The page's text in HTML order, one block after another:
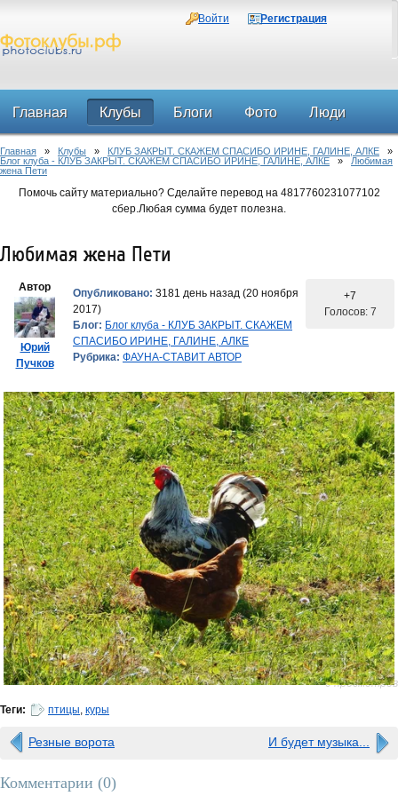
Войти Регистрация
Главная Клубы Блоги Фото Люди
Форум
Главная » Клубы » КЛУБ ЗАКРЫТ. СКАЖЕМ СПАСИБО ИРИНЕ, ГАЛИНЕ, АЛКЕ »
Блог клуба - КЛУБ ЗАКРЫТ. СКАЖЕМ СПАСИБО ИРИНЕ, ГАЛИНЕ, АЛКЕ » Любимая
жена Пети
Помочь сайту материально? Сделайте перевод на 4817760231077102
сбер.Любая сумма будет полезна.
Любимая жена Пети
Автор
Юрий
Пучков
Опубликовано: 3181 день назад (20 ноября
2017)
Блог: Блог клуба - КЛУБ ЗАКРЫТ. СКАЖЕМ
СПАСИБО ИРИНЕ, ГАЛИНЕ, АЛКЕ
Рубрика: ФАУНА-СТАВИТ АВТОР
+7
Голосов: 7
0 просмотров
Теги: птицы, куры
Резные ворота И будет музыка...
Комментарии (0)